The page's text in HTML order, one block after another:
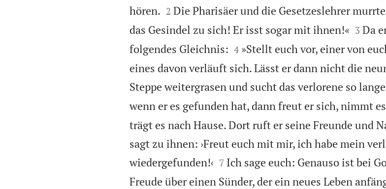
hören.
2 Die Pharisäer und die Gesetzeslehrer
das Gesindel zu sich! Er isst sogar mit ihnen!«
3 Da
folgendes Gleichnis:
4 »Stellt euch vor, einer von
eines davon verläuft sich. Lässt er dann nicht die
Steppe weitergrasen und sucht das verlorene so
wenn er es gefunden hat, dann freut er sich, nimmt
trägt es nach Hause. Dort ruft er seine Freunde und
sagt zu ihnen: ›Freut euch mit mir, ich habe mein
wiedergefunden!‹
7 Ich sage euch: Genauso ist bei
Freude über einen Sünder, der ein neues Leben